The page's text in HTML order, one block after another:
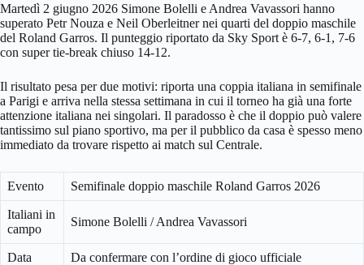
Martedì 2 giugno 2026 Simone Bolelli e Andrea Vavassori hanno
superato Petr Nouza e Neil Oberleitner nei quarti del doppio maschile
del Roland Garros. Il punteggio riportato da Sky Sport è 6-7, 6-1, 7-6
con super tie-break chiuso 14-12.
Il risultato pesa per due motivi: riporta una coppia italiana in semifinale
a Parigi e arriva nella stessa settimana in cui il torneo ha già una forte
attenzione italiana nei singolari. Il paradosso è che il doppio può valere
tantissimo sul piano sportivo, ma per il pubblico da casa è spesso meno
immediato da trovare rispetto ai match sul Centrale.
Evento Semifinale doppio maschile Roland Garros 2026
Italiani in
campo
Simone Bolelli / Andrea Vavassori
Data Da confermare con l’ordine di gioco ufficiale